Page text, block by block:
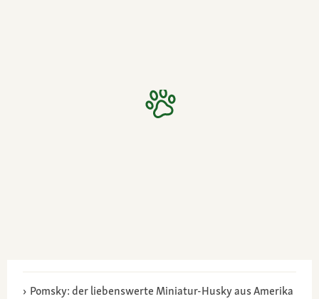
Pomsky: der liebenswerte Miniatur-Husky aus Amerika